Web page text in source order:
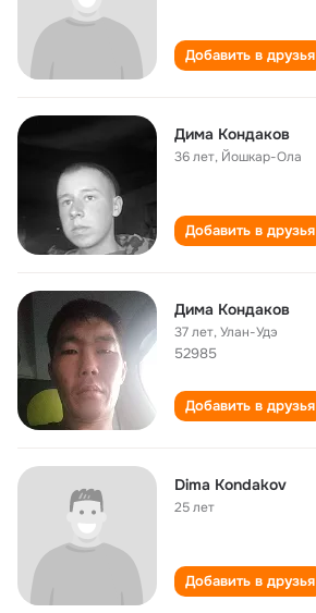
Добавить в друзья
Дима Кондаков
36 лет, Йошкар-Ола
Добавить в друзья
Дима Кондаков
37 лет,Улан-Удэ
52985
Добавить в друзья
Dima Kondakov
25 лет
Добавить в друзья